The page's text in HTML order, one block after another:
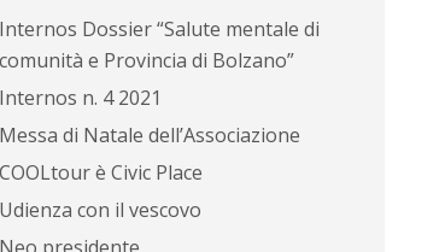
Internos Dossier “Salute mentale di
comunità e Provincia di Bolzano”
Internos n. 4 2021
Messa di Natale dell’Associazione
COOLtour è Civic Place
Udienza con il vescovo